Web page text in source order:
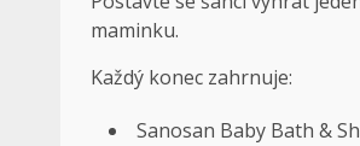
maminku.
Každý konec zahrnuje:
Sanosan Baby Bath &